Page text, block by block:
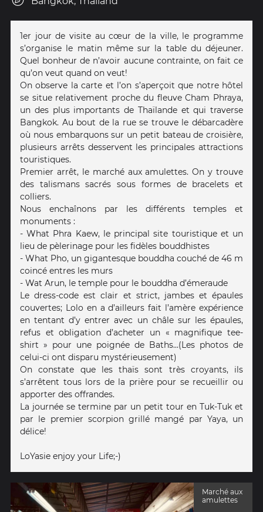
1er jour de visite au cœur de la ville, le programme
s’organise le matin même sur la table du déjeuner.
Quel bonheur de n’avoir aucune contrainte, on fait ce
qu’on veut quand on veut!
On observe la carte et l’on s’aperçoit que notre hôtel
se situe relativement proche du fleuve Cham Phraya,
un des plus importants de Thaïlande et qui traverse
Bangkok. Au bout de la rue se trouve le débarcadère
où nous embarquons sur un petit bateau de croisière,
plusieurs arrêts desservent les principales attractions
touristiques.
Premier arrêt, le marché aux amulettes. On y trouve
des talismans sacrés sous formes de bracelets et
colliers.
Nous enchaînons par les différents temples et
monuments :
- What Phra Kaew, le principal site touristique et un
lieu de pèlerinage pour les fidèles bouddhistes
- What Pho, un gigantesque bouddha couché de 46 m
coincé entres les murs
- Wat Arun, le temple pour le bouddha d’émeraude
Le dress-code est clair et strict, jambes et épaules
couvertes; Lolo en a d’ailleurs fait l’amère expérience
en tentant d’y entrer avec un châle sur les épaules,
refus et obligation d’acheter un « magnifique tee-
shirt » pour une poignée de Baths...(Les photos de
celui-ci ont disparu mystérieusement)
On constate que les thaïs sont très croyants, ils
s’arrêtent tous lors de la prière pour se recueillir ou
apporter des offrandes.
La journée se termine par un petit tour en Tuk-Tuk et
par le premier scorpion grillé mangé par Yaya, un
délice!
LoYasie enjoy your Life;-)
Marché aux
amulettes